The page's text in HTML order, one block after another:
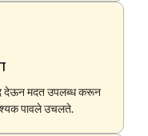
देऊन मदत उपलब्ध करून
पावले उचलते.